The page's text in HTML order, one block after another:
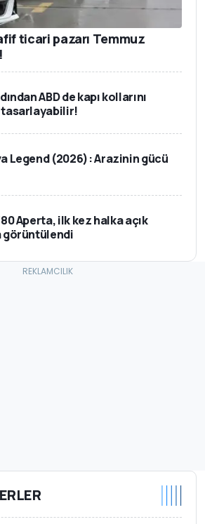
ticari pazarı Temmuz
ABD de kapı kollarını
Legend (2026): Arazinin gücü
Aperta, ilk kez halka açık